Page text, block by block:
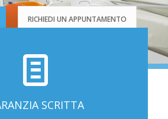
RICHIEDI UN APPUNTAMENTO
SCRITTA